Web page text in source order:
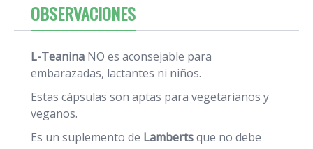
OBSERVACIONES
L-Teanina NO es aconsejable para
embarazadas, lactantes ni niños.
Estas cápsulas son aptas para vegetarianos y
veganos.
Es un suplemento de Lambertsque no debe